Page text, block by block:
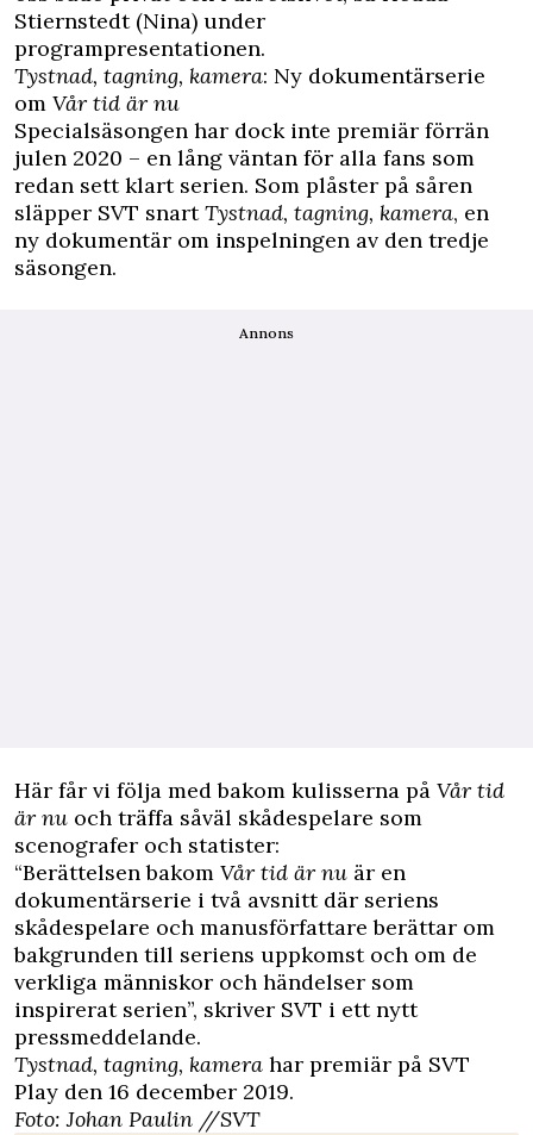
Stiernstedt (Nina) under
programpresentationen.
Tystnad, tagning, kamera: Ny dokumentärserie
om Vår tid är nu
Specialsäsongen har dock inte premiär förrän
julen 2020 – en lång väntan för alla fans som
redan sett klart serien. Som plåster på såren
släpper SVT snartTystnad, tagning, kamera, en
ny dokumentär om inspelningen av den tredje
säsongen.
Annons
Här får vi följa med bakom kulisserna på Vår tid
är nu och träffa såväl skådespelare som
scenografer och statister:
“Berättelsen bakom Vår tid är nu är en
dokumentärserie i två avsnitt där seriens
skådespelare och manusförfattare berättar om
bakgrunden till seriens uppkomst och om de
verkliga människor och händelser som
inspirerat serien”, skriver SVT i ett nytt
pressmeddelande.
Tystnad, tagning, kamera har premiär på SVT
Play den 16 december 2019.
Foto:Johan Paulin //SVT